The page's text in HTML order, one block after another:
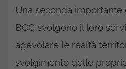
Una seconda
BCC svolgono il loro
agevolare le realtà
svolgimento delle